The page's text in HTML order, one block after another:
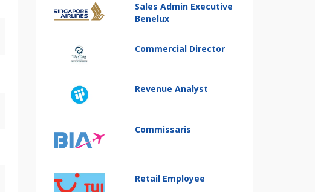
Sales Admin Executive
Benelux
Commercial Director
Revenue Analyst
Commissaris
Retail Employee